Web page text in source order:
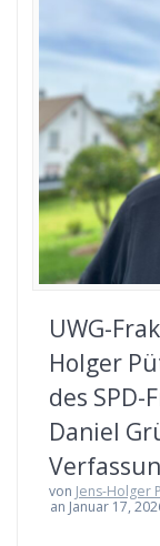
UWG-
Holger
des
Daniel
von Jens-Holger
an Januar 17,